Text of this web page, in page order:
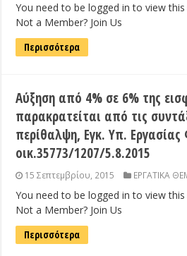
You need to be logged in to view
Not a Member? Join Us
Περισσότερα
Αύξηση από 4% σε 6% της
παρακρατείται από τις
περίθαλψη, Εγκ. Υπ.
οικ.35773/1207/5.8.2015
15 Σεπτεμβρίου, 2015 ΕΡΓΑΤΙΚΑ
You need to be logged in to view
Not a Member? Join Us
Περισσότερα